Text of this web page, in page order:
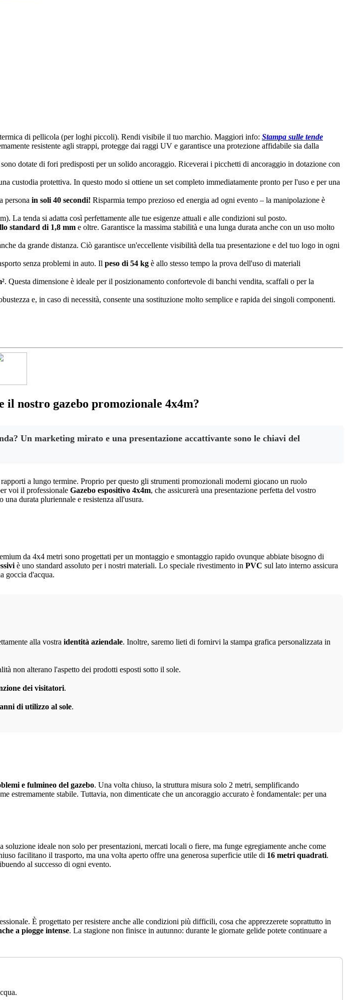
di pellicola (per loghi piccoli). Rendi visibile il tuo marchio. Maggiori info: Stampa sulle tende
resistente agli strappi, protegge dai raggi UV e garantisce una protezione affidabile sia dalla
dotate di fori predisposti per un solido ancoraggio. Riceverai i picchetti di ancoraggio in dotazione con
custodia protettiva. In questo modo si ottiene un set completo immediatamente pronto per l'uso e per una
persona in soli 40 secondi! Risparmia tempo prezioso ed energia ad ogni evento – la manipolazione è
La tenda si adatta così perfettamente alle tue esigenze attuali e alle condizioni sul posto.
standard di 1,8 mm e oltre. Garantisce la massima stabilità e una lunga durata anche con un uso molto
da grande distanza. Ciò garantisce un'eccellente visibilità della tua presentazione e del tuo logo in ogni
senza problemi in auto. Il peso di 54 kg è allo stesso tempo la prova dell'uso di materiali
. Questa dimensione è ideale per il posizionamento confortevole di banchi vendita, scaffali o per la
e, in caso di necessità, consente una sostituzione molto semplice e rapida dei singoli componenti.
nostro gazebo promozionale 4x4m?
Un marketing mirato e una presentazione accattivante sono le chiavi del
a lungo termine. Proprio per questo gli strumenti promozionali moderni giocano un ruolo
voi il professionale Gazebo espositivo 4x4m, che assicurerà una presentazione perfetta del vostro
una durata pluriennale e resistenza all'usura.
da 4x4 metri sono progettati per un montaggio e smontaggio rapido ovunque abbiate bisogno di
è uno standard assoluto per i nostri materiali. Lo speciale rivestimento in PVC sul lato interno assicura
goccia d'acqua.
alla vostra identità aziendale. Inoltre, saremo lieti di fornirvi la stampa grafica personalizzata in
non alterano l'aspetto dei prodotti esposti sotto il sole.
dei visitatori.
di utilizzo al sole.
e fulmineo del gazebo. Una volta chiuso, la struttura misura solo 2 metri, semplificando
estremamente stabile. Tuttavia, non dimenticate che un ancoraggio accurato è fondamentale: per una
soluzione ideale non solo per presentazioni, mercati locali o fiere, ma funge egregiamente anche come
facilitano il trasporto, ma una volta aperto offre una generosa superficie utile di 16 metri quadrati.
al successo di ogni evento.
È progettato per resistere anche alle condizioni più difficili, cosa che apprezzerete soprattutto in
a piogge intense. La stagione non finisce in autunno: durante le giornate gelide potete continuare a